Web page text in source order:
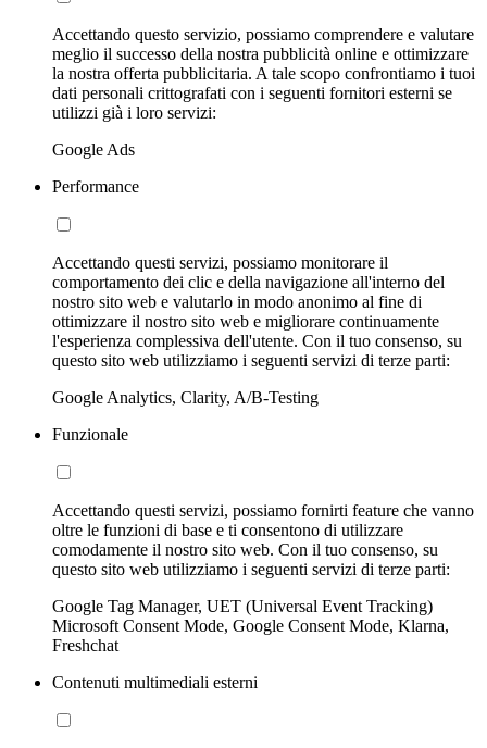
Accettando questo servizio, possiamo comprendere e valutare
meglio il successo della nostra pubblicità online e ottimizzare
la nostra offerta pubblicitaria. A tale scopo confrontiamo i tuoi
dati personali crittografati con i seguenti fornitori esterni se
utilizzi già i loro servizi:
Google Ads
Performance
Accettando questi servizi, possiamo monitorare il
comportamento dei clic e della navigazione all'interno del
nostro sito web e valutarlo in modo anonimo al fine di
ottimizzare il nostro sito web e migliorare continuamente
l'esperienza complessiva dell'utente. Con il tuo consenso, su
questo sito web utilizziamo i seguenti servizi di terze parti:
Google Analytics, Clarity, A/B-Testing
Funzionale
Accettando questi servizi, possiamo fornirti feature che vanno
oltre le funzioni di base e ti consentono di utilizzare
comodamente il nostro sito web. Con il tuo consenso, su
questo sito web utilizziamo i seguenti servizi di terze parti:
Google Tag Manager, UET (Universal Event Tracking)
Microsoft Consent Mode, Google Consent Mode, Klarna,
Freshchat
Contenuti multimediali esterni